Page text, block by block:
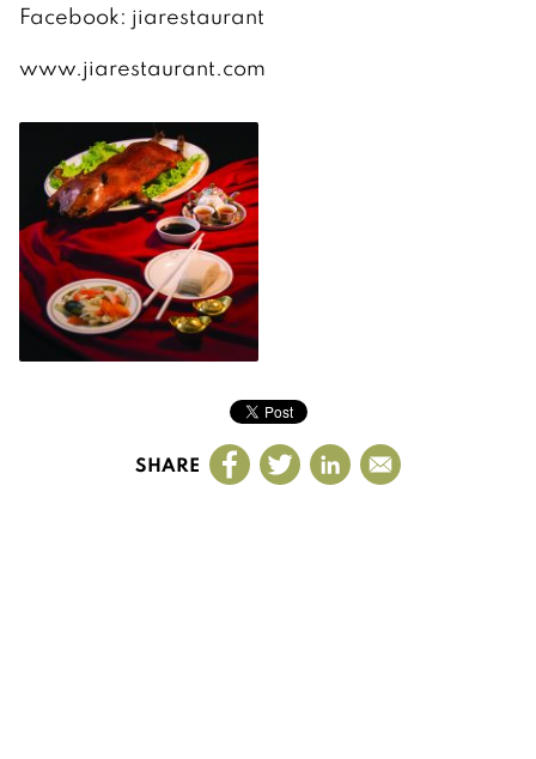
Facebook: jiarestaurant
www.jiarestaurant.com
SHARE